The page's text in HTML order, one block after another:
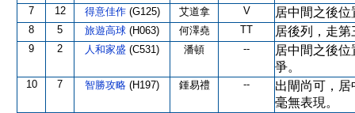
7 12 得意佳作 (G125) 艾道拿 V 居中間之後
8 5 旅遊高球 (H063) 何澤堯 TT 居後列，走
9 2 人和家盛 (C531) 潘頓 --
居中間之後
爭。
10 7 智勝攻略 (H197) 鍾易禮 --
出閘尚可，
毫無表現。